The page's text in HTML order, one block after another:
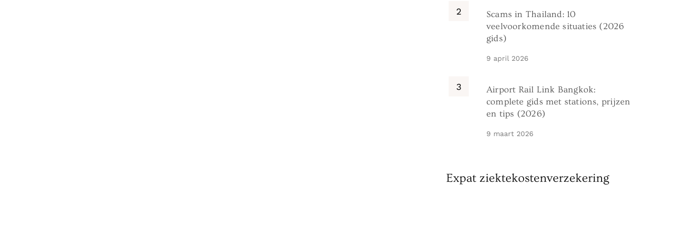
Scams in Thailand: 10
veelvoorkomende situaties (2026
gids)
9 april 2026
Airport Rail Link Bangkok:
complete gids met stations, prijzen
en tips (2026)
9 maart 2026
Expat ziektekostenverzekering